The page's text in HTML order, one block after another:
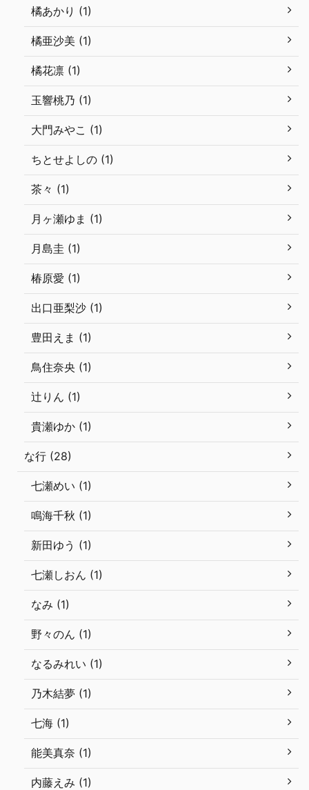
橘あかり (1)
橘亜沙美 (1)
橘花凛 (1)
玉響桃乃 (1)
大門みやこ (1)
ちとせよしの (1)
茶々 (1)
月ヶ瀬ゆま (1)
月島圭 (1)
椿原愛 (1)
出口亜梨沙 (1)
豊田えま (1)
鳥住奈央 (1)
辻りん (1)
貴瀬ゆか (1)
な行 (28)
七瀬めい (1)
鳴海千秋 (1)
新田ゆう (1)
七瀬しおん (1)
なみ (1)
野々のん (1)
なるみれい (1)
乃木結夢 (1)
七海 (1)
能美真奈 (1)
内藤えみ (1)